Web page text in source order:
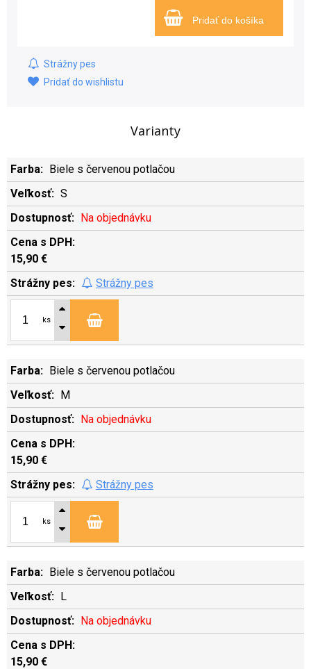
Pridať do košíka
Strážny pes
Pridať do wishlistu
Varianty
Biele s červenou potlačou
S
Na objednávku
15,90 €
Strážny pes
ks
Biele s červenou potlačou
M
Na objednávku
15,90 €
Strážny pes
ks
Biele s červenou potlačou
L
Na objednávku
15,90 €